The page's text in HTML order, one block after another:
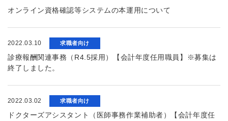
オンライン資格確認等システムの本運用について
2022.03.10 求職者向け
診療報酬関連事務（R4.5採用）【会計年度任用職員】※募集は
終了しました。
2022.03.02 求職者向け
ドクターズアシスタント（医師事務作業補助者）【会計年度任